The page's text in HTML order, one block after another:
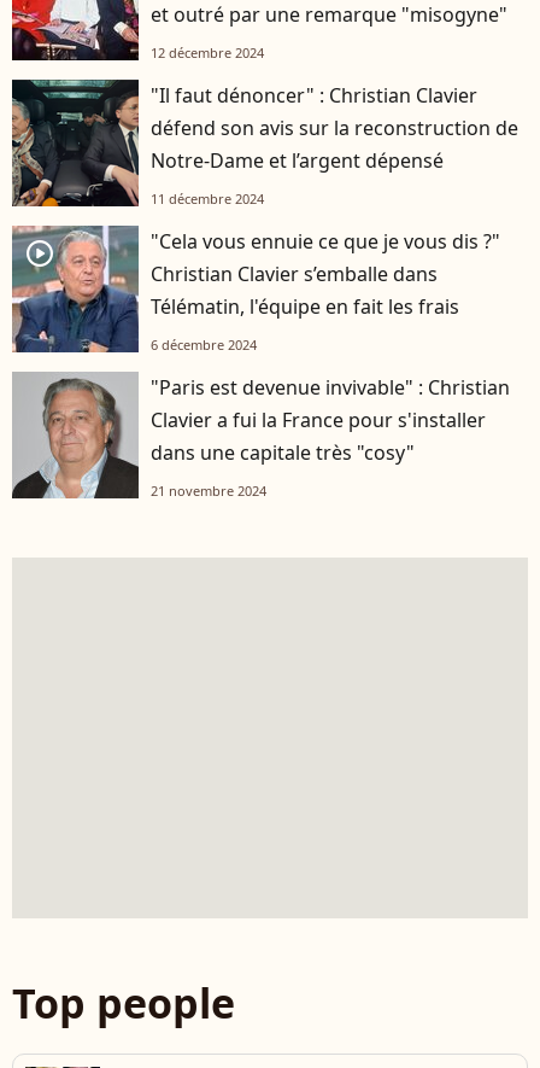
et outré par une remarque "misogyne"
12 décembre 2024
"Il faut dénoncer" : Christian Clavier
défend son avis sur la reconstruction de
Notre-Dame et l’argent dépensé
11 décembre 2024
player2
"Cela vous ennuie ce que je vous dis ?"
Christian Clavier s’emballe dans
Télématin, l'équipe en fait les frais
6 décembre 2024
"Paris est devenue invivable" : Christian
Clavier a fui la France pour s'installer
dans une capitale très "cosy"
21 novembre 2024
Top people